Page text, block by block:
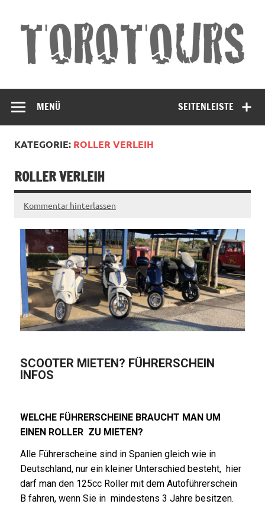
Andalusien
SEITENLEISTE
MENÜ
KATEGORIE: ROLLER VERLEIH
ROLLER VERLEIH
Kommentar hinterlassen
SCOOTER MIETEN? FÜHRERSCHEIN
INFOS
WELCHE FÜHRERSCHEINE BRAUCHT MAN UM
EINEN ROLLER ZU MIETEN?
Alle Führerscheine sind in Spanien gleich wie in
Deutschland, nur ein kleiner Unterschied besteht, hier
darf man den 125cc Roller mit dem Autoführerschein
B fahren, wenn Sie in mindestens 3 Jahre besitzen.